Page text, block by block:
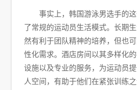
事实上，韩国游泳男选手的
了常规的运动员生活模式。长期
然有利于团队精神的培养，但也
性化需求。酒店房间以其多样化
设施以及专业的服务，为运动员
人空间，有助于他们在紧张训练